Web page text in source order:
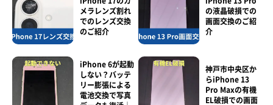
メラレンズ割れ
でのレンズ交換
のご紹介
の液晶破損での
画面交換のご紹
介
iPhone 6が起動
しない？バッテ
リー膨張による
電池交換で写真
神戸市中央区か
らiPhone 13
Pro Maxの有機
EL破損での画面